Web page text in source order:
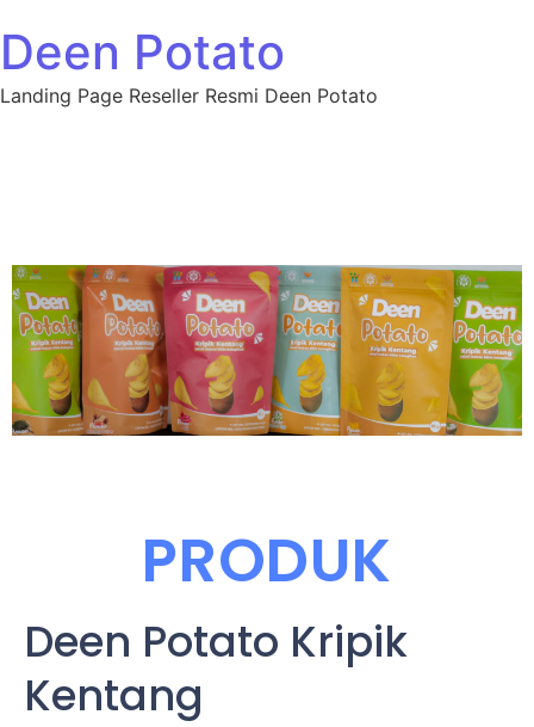
Deen Potato
Landing Page Reseller Resmi Deen Potato
PRODUK
Deen Potato Kripik
Kentang